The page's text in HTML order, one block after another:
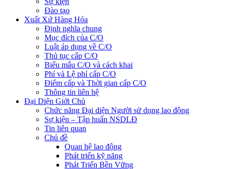
Đào tạo
Xuất Xứ Hàng Hóa
Định nghĩa chung
Mục đích của C/O
Luật áp dụng về C/O
Thủ tục cấp C/O
Biểu mẫu C/O và cách khai
Phí và Lệ phí cấp C/O
Điểm cấp và Thời gian cấp C/O
Thông tin liên hệ
Đại Diện Giới Chủ
Chức năng Đại diện Người sử dụng lao động
Sự kiện – Tập huấn NSDLĐ
Tin liên quan
Chủ đề
Quan hệ lao động
Phát triển kỹ năng
Phát Triển Bền Vững